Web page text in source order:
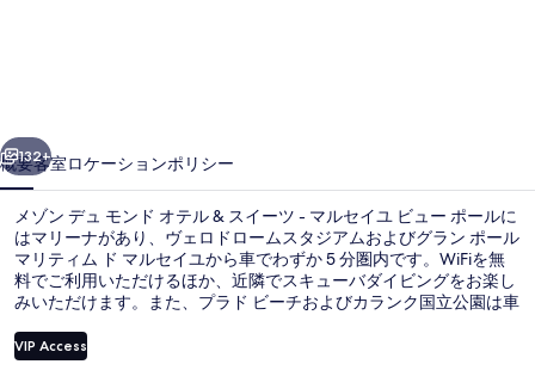
ド
オ
テ
ル
&
ス
次へ
132+
概要客室ロケーションポリシー
メゾン デュ モンド オテル & スイーツ - マルセイユ ビュー ポールに
はマリーナがあり、ヴェロドロームスタジアムおよびグラン ポール
マリティム ド マルセイユから車でわずか 5 分圏内です。WiFiを無
料でご利用いただけるほか、近隣でスキューバダイビングをお楽し
みいただけます。また、プラド ビーチおよびカランク国立公園は車
評価しています。この宿泊施設からは歩いてすぐ公共交通機関を利
用できます。そばに地下鉄 ヴュー ポール駅があり、地下鉄 エスト
VIP Access